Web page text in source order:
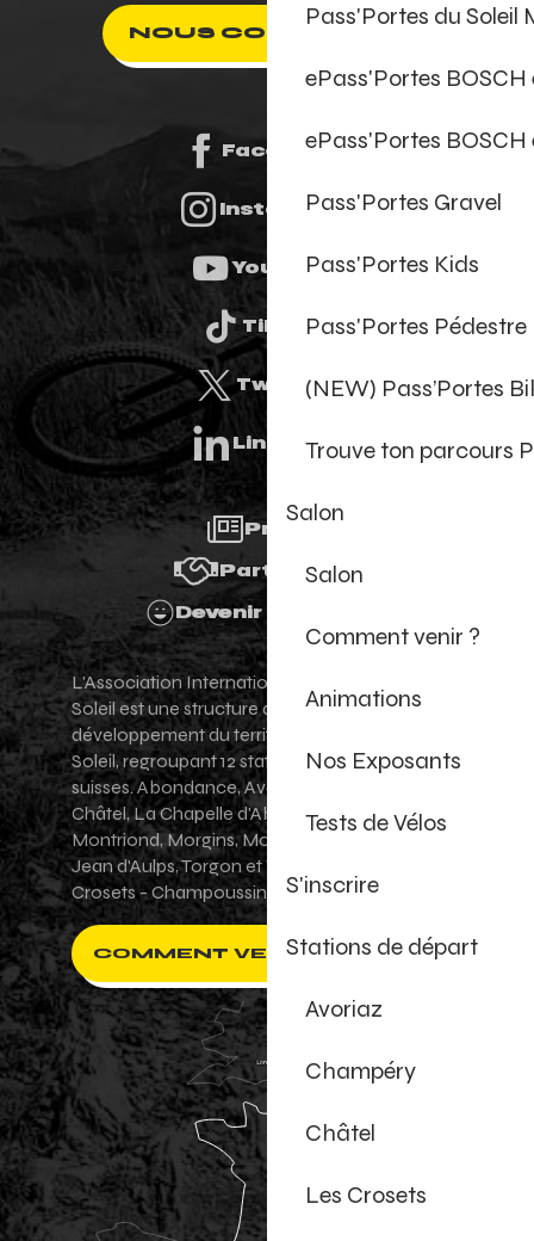
Pass'Portes du Soleil
ePass'Portes
ePass'Portes
Pass'Portes Gravel
Pass'Portes Kids
Pass'Portes Pédestre
(NEW) Pass’Portes
Trouve ton parcours
Salon
Salon
Comment venir ?
Animations
Nos Exposants
Tests de Vélos
S'inscrire
Stations de départ
Avoriaz
Champéry
Châtel
Les Crosets
NOUS CONTACTER
Facebook
Instagram
Youtube
Tiktok
Twitter
Linkedin
Presse
Partenaires
Devenir Bénévole
L'Association Internationale des Portes du
Soleil est une structure de promotion et de
développement du territoire des Portes du
Soleil, regroupant 12 stations villages franco-
suisses. Abondance, Avoriaz 1800, Champéry,
Châtel, La Chapelle d'Abondance, Les Gets,
Montriond, Morgins, Morzine-Avoriaz, Saint-
Jean d'Aulps, Torgon et Val-d'Illiez - Les
Crosets - Champoussin.
COMMENT VENIR ?